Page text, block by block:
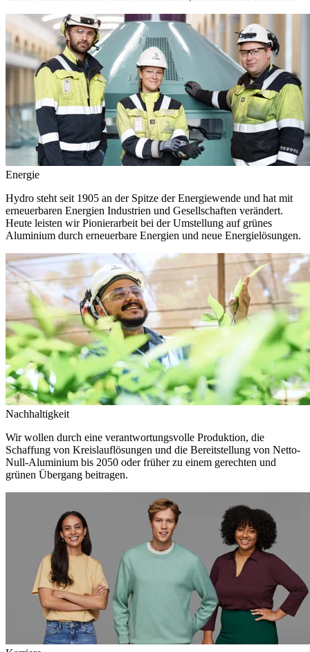
Energie
Hydro steht seit 1905 an der Spitze der Energiewende und hat mit
erneuerbaren Energien Industrien und Gesellschaften verändert.
Heute leisten wir Pionierarbeit bei der Umstellung auf grünes
Aluminium durch erneuerbare Energien und neue Energielösungen.
Nachhaltigkeit
Wir wollen durch eine verantwortungsvolle Produktion, die
Schaffung von Kreislauflösungen und die Bereitstellung von Netto-
Null-Aluminium bis 2050 oder früher zu einem gerechten und
grünen Übergang beitragen.